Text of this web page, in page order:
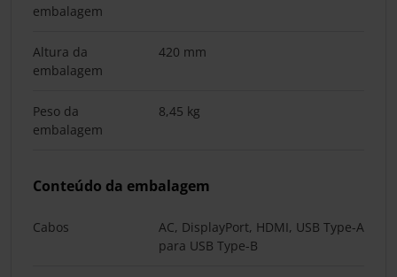
embalagem
Altura da
embalagem
420 mm
Peso da
embalagem
8,45 kg
Conteúdo da embalagem
Cabos
AC, DisplayPort, HDMI, USB Type-A
para USB Type-B